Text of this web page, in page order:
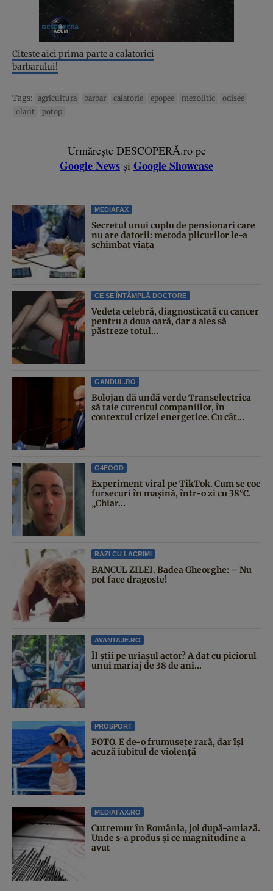
Citeste aici prima parte a calatoriei
barbarului!
Tags: agricultura barbar calatorie epopee mezolitic
odisee
olarit
potop
Urmărește DESCOPERĂ.ro pe
Google News și Google Showcase
MEDIAFAX
Secretul unui cuplu de pensionari care
nu are datorii: metoda plicurilor le-a
schimbat viața
CE SE ÎNTÂMPLĂ DOCTORE
Vedeta celebră, diagnosticată cu cancer
pentru a doua oară, dar a ales să
păstreze totul...
GANDUL.RO
Bolojan dă undă verde Transelectrica
să taie curentul companiilor, în
contextul crizei energetice. Cu cât...
G4FOOD
Experiment viral pe TikTok. Cum se coc
fursecuri în mașină, într-o zi cu 38°C.
„Chiar...
RAZI CU LACRIMI
BANCUL ZILEI. Badea Gheorghe: – Nu
pot face dragoste!
AVANTAJE.RO
Îl știi pe uriașul actor? A dat cu piciorul
unui mariaj de 38 de ani...
PROSPORT
FOTO. E de-o frumusețe rară, dar își
acuză iubitul de violență
MEDIAFAX.RO
Cutremur în România, joi după-amiază.
Unde s-a produs și ce magnitudine a
avut